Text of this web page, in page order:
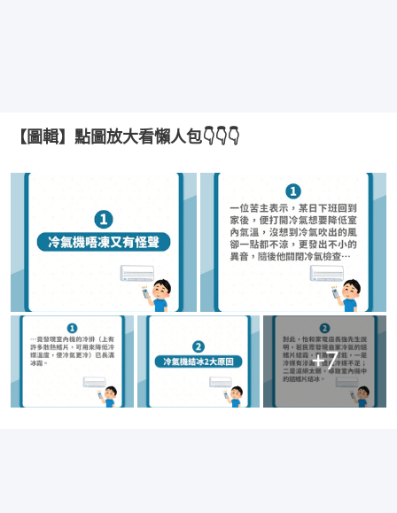
【圖輯】點圖放大看懶人包👇👇👇
+7